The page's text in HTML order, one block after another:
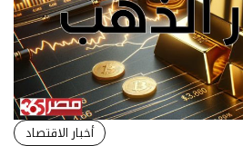
أخبار الاقتصاد